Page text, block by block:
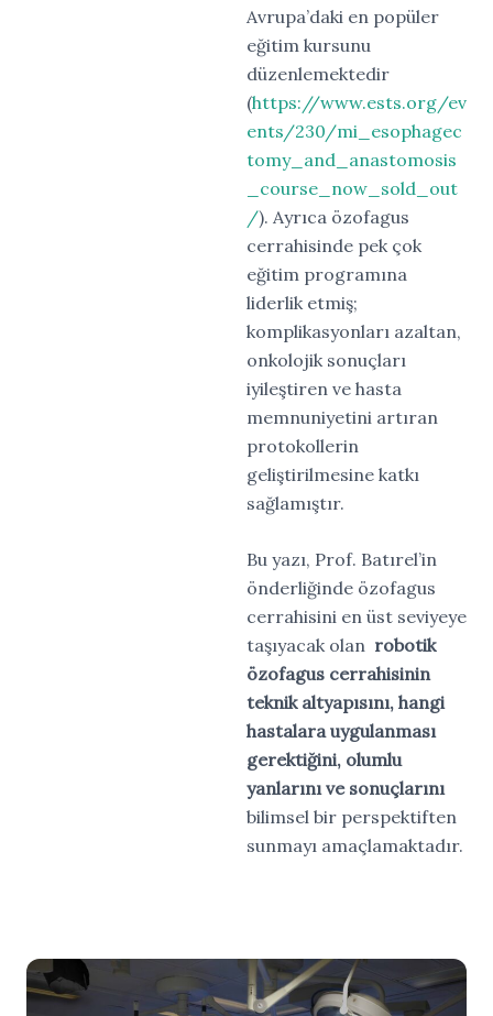
Avrupa’daki en popüler
eğitim kursunu
düzenlemektedir
(https://www.ests.org/ev
ents/230/mi_esophagec
tomy_and_anastomosis
_course_now_sold_out
/). Ayrıca özofagus
cerrahisinde pek çok
eğitim programına
liderlik etmiş;
komplikasyonları azaltan,
onkolojik sonuçları
iyileştiren ve hasta
memnuniyetini artıran
protokollerin
geliştirilmesine katkı
sağlamıştır.
Bu yazı, Prof. Batırel’in
önderliğinde özofagus
cerrahisini en üst seviyeye
taşıyacak olan robotik
özofagus cerrahisinin
teknik altyapısını, hangi
hastalara uygulanması
gerektiğini, olumlu
yanlarınıve sonuçlarını
bilimsel bir perspektiften
sunmayı amaçlamaktadır.